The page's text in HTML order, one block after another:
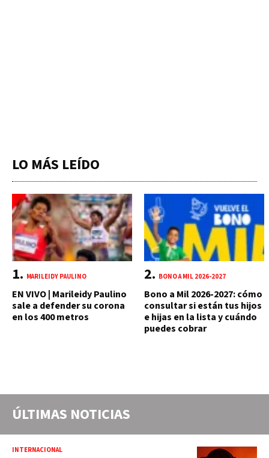
LO MÁS LEÍDO
MARILEIDY PAULINO
EN VIVO | Marileidy Paulino
sale a defender su corona
en los 400 metros
BONO A MIL 2026-2027
Bono a Mil 2026-2027: cómo
consultar si están tus hijos
e hijas en la lista y cuándo
puedes cobrar
ÚLTIMAS NOTICIAS
INTERNACIONAL